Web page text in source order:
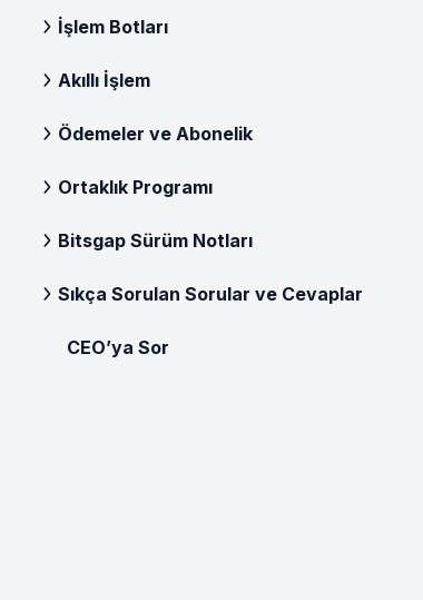
İşlem Botları
Akıllı İşlem
Ödemeler ve Abonelik
Ortaklık Programı
Bitsgap Sürüm Notları
Sıkça Sorulan Sorular ve Cevaplar
CEO’ya Sor